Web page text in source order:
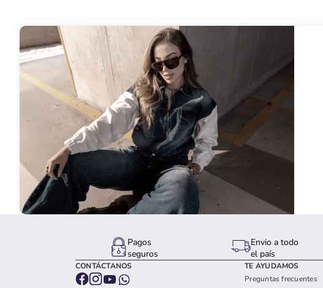
Pagos
seguros
Envio a todo
el país
CONTÁCTANOS
TE AYUDAMOS
Preguntas frecuentes